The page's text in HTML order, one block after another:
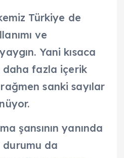
Türkiye de
ve
Yani kısaca
fazla içerik
sanki sayılar
şansının yanında
durumu da